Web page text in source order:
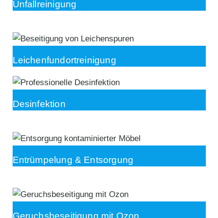
Unfallreinigung
Leichenfundortreinigung
Desinfektion
Entrümpelung & Entsorgung
Geruchsbeseitigung mit Ozon